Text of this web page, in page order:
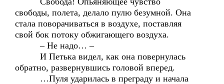
свободы, полета, делало пулю безумной. Она
стала поворачиваться в воздухе, поставляя
свой бок потоку обжигающего воздуха.
– Не надо… –
И Петька видел, как она повернулась
обратно, развернувшись головой вперед.
…Пуля ударилась в преграду и начала